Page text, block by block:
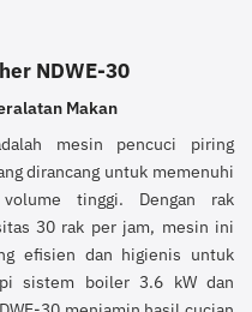
NDWE-30
Makan
mesin pencuci piring
dirancang untuk memenuhi
tinggi. Dengan rak
30 rak per jam, mesin ini
efisien dan higienis untuk
sistem boiler 3.6 kW dan